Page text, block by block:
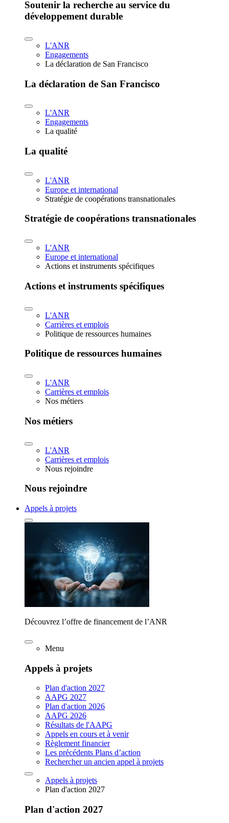
Soutenir la recherche au service du
développement durable
L'ANR
Engagements
La déclaration de San Francisco
La déclaration de San Francisco
L'ANR
Engagements
La qualité
La qualité
L'ANR
Europe et international
Stratégie de coopérations transnationales
Stratégie de coopérations transnationales
L'ANR
Europe et international
Actions et instruments spécifiques
Actions et instruments spécifiques
L'ANR
Carrières et emplois
Politique de ressources humaines
Politique de ressources humaines
L'ANR
Carrières et emplois
Nos métiers
Nos métiers
L'ANR
Carrières et emplois
Nous rejoindre
Nous rejoindre
Appels à projets
Découvrez l’offre de financement de l’ANR
Menu
Appels à projets
Plan d'action 2027
AAPG 2027
Plan d'action 2026
AAPG 2026
Résultats de l'AAPG
Appels en cours et à venir
Règlement financier
Les précédents Plans d’action
Rechercher un ancien appel à projets
Appels à projets
Plan d'action 2027
Plan d'action 2027